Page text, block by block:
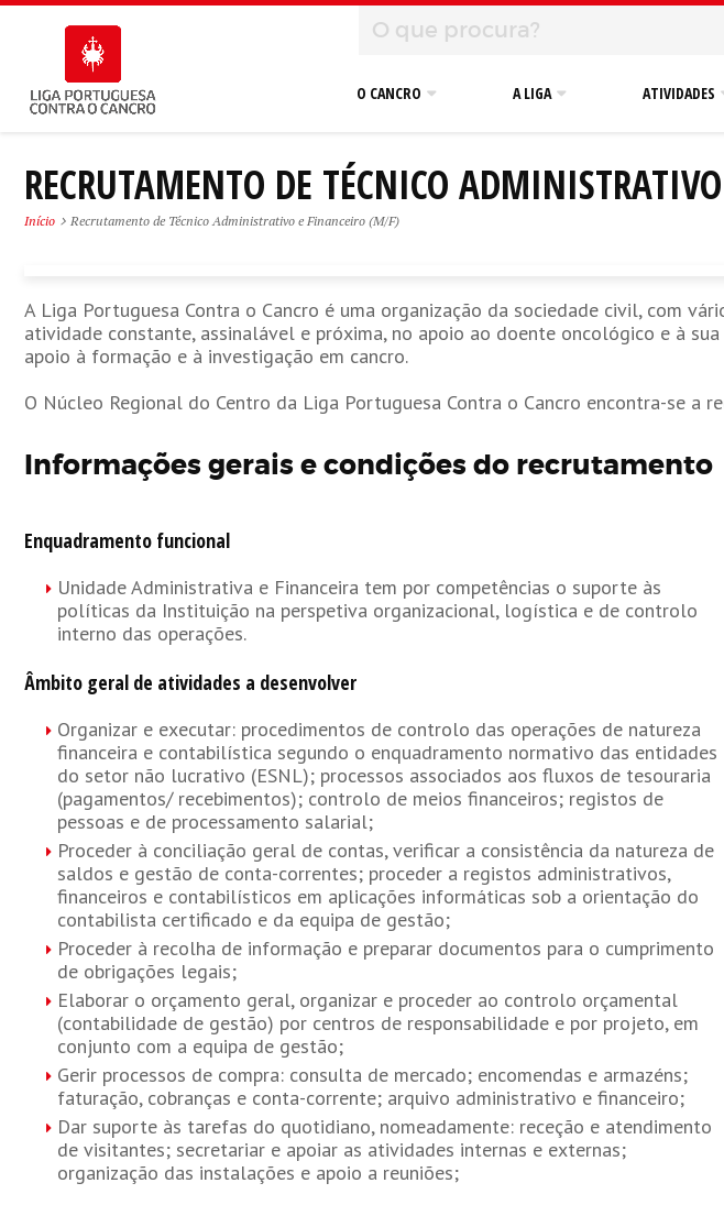
O CANCRO A LIGA ATIVIDADES
RECRUTAMENTO DE TÉCNICO
Início Recrutamento de Técnico Administrativo e Financeiro (M/F)
A Liga Portuguesa Contra o Cancro é uma organização da sociedade civil, com
atividade constante, assinalável e próxima, no apoio ao doente oncológico e à
apoio à formação e à investigação em cancro.
O Núcleo Regional do Centro da Liga Portuguesa Contra o Cancro encontra-se a
Informações gerais e condições do recrutamento
Enquadramento funcional
Unidade Administrativa e Financeira tem por competências o suporte às
políticas da Instituição na perspetiva organizacional, logística e de controlo
interno das operações.
Âmbito geral de atividades a desenvolver
Organizar e executar: procedimentos de controlo das operações de natureza
financeira e contabilística segundo o enquadramento normativo das entidades
do setor não lucrativo (ESNL); processos associados aos fluxos de tesouraria
(pagamentos/ recebimentos); controlo de meios financeiros; registos de
pessoas e de processamento salarial;
Proceder à conciliação geral de contas, verificar a consistência da natureza de
saldos e gestão de conta-correntes; proceder a registos administrativos,
financeiros e contabilísticos em aplicações informáticas sob a orientação do
contabilista certificado e da equipa de gestão;
Proceder à recolha de informação e preparar documentos para o cumprimento
de obrigações legais;
Elaborar o orçamento geral, organizar e proceder ao controlo orçamental
(contabilidade de gestão) por centros de responsabilidade e por projeto, em
conjunto com a equipa de gestão;
Gerir processos de compra: consulta de mercado; encomendas e armazéns;
faturação, cobranças e conta-corrente; arquivo administrativo e financeiro;
Dar suporte às tarefas do quotidiano, nomeadamente: receção e atendimento
de visitantes; secretariar e apoiar as atividades internas e externas;
organização das instalações e apoio a reuniões;